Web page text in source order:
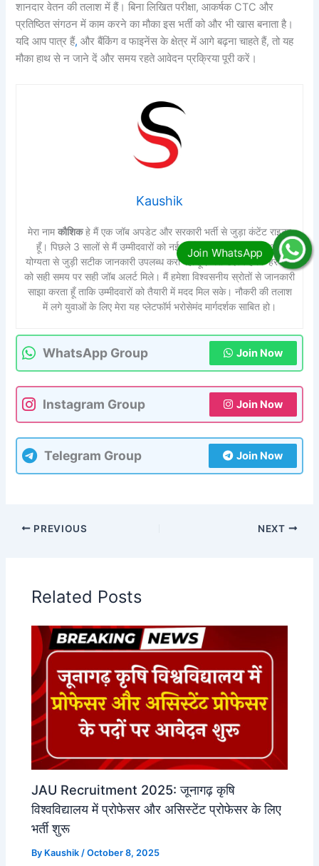
शानदार वेतन की तलाश में हैं। बिना लिखित परीक्षा, आकर्षक CTC और
प्रतिष्ठित संगठन में काम करने का मौका इस भर्ती को और भी खास बनाता है।
यदि आप पात्र हैं, और बैंकिंग व फाइनेंस के क्षेत्र में आगे बढ़ना चाहते हैं, तो यह
मौका हाथ से न जाने दें और समय रहते आवेदन प्रक्रिया पूरी करें।
Kaushik
मेरा नामकौशिकहे मैं एक जॉब अपडेट और सरकारी भर्ती से जुड़ा कंटेंट राइटर
हूँ। पिछले 3 सालों से मैं उम्मीदवारों को नई भर्तियों, आवेदन प्रक्रिया और
योग्यता से जुड़ी सटीक जानकारी उपलब्ध करा रहा हूँ। मेरा उद्देश्य है कि हर युवा
को सही समय पर सही जॉब अलर्ट मिले। मैं हमेशा विश्वसनीय स्रोतों से जानकारी
साझा करता हूँ ताकि उम्मीदवारों को तैयारी में मदद मिल सके। नौकरी की तलाश
में लगे युवाओं के लिए मेरा यह प्लेटफॉर्म भरोसेमंद मार्गदर्शक साबित हो।
WhatsApp Group Join Now
Instagram Group Join Now
Telegram Group Join Now
PREVIOUS NEXT
Related Posts
JAU Recruitment 2025: जूनागढ़ कृषि
विश्वविद्यालय में प्रोफेसर और असिस्टेंट प्रोफेसर के लिए
भर्ती शुरू
By Kaushik /October 8, 2025